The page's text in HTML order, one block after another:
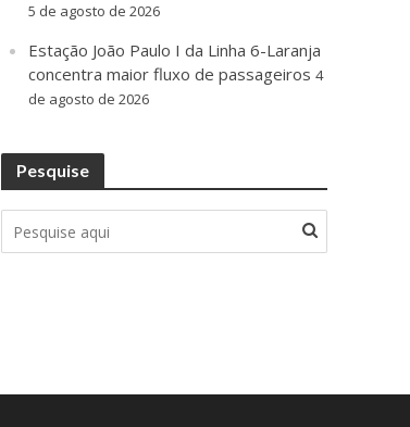
5 de agosto de 2026
Estação João Paulo I da Linha 6-Laranja
concentra maior fluxo de passageiros 4
de agosto de 2026
Pesquise